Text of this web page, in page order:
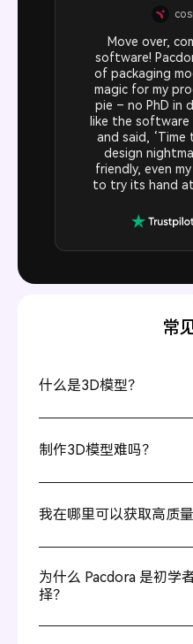
Move over,
software!
of packaging
magic for my
pie – no PhD in
like the
and said, ‘Time
design
friendly, even
to try its hand
常
什么是3D模型？
现效果。它允许您从任何角
最大的在线3D模型库，您
制作3D模型难吗？
按照三个简单步骤即可：
步骤2：自定义角度、背景
步骤3：以您喜欢的任何格
JPG/PNG 图片、MP4 视频
我在哪里可以获取高质
子、T恤、帽子、iPhone、
模型的广泛选择。您可以免
为什么 Pacdora 是初学
择？